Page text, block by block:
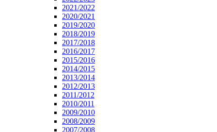
2021/2022
2020/2021
2019/2020
2018/2019
2017/2018
2016/2017
2015/2016
2014/2015
2013/2014
2012/2013
2011/2012
2010/2011
2009/2010
2008/2009
2007/2008